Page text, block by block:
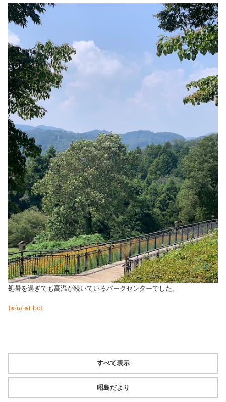
処暑を過ぎても高温が続いているパークセンターでした。
(๑·́ω·̀๑) bot
すべて表示
昭島だより